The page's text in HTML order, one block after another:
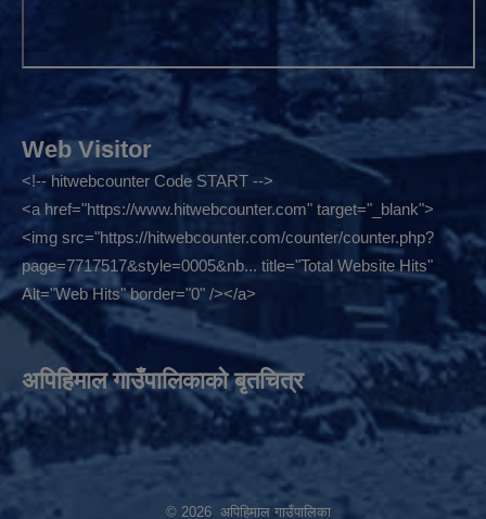
Web Visitor
<!-- hitwebcounter Code START -->
<a href="https://www.hitwebcounter.com" target="_blank">
<img src="https://hitwebcounter.com/counter/counter.php?
page=7717517&style=0005&nb... title="Total Website Hits"
Alt="Web Hits" border="0" /></a>
अपिहिमाल गाउँपालिकाको बृतचित्र
© 2026 अपिहिमाल गाउँपालिका